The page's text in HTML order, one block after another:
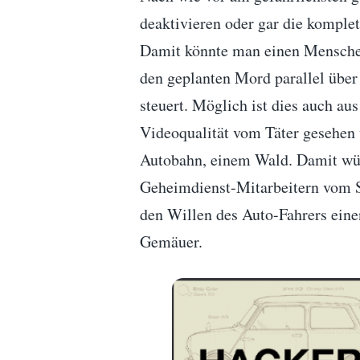
deaktivieren oder gar die
Damit könnte man einen
den geplanten Mord parallel
steuert. Möglich ist dies auch
Videoqualität vom Täter
Autobahn, einem Wald. Damit
Geheimdienst-Mitarbeitern vom
den Willen des Auto-Fahrers
Gemäuer.